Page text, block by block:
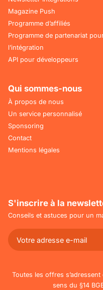
Magazine Push
Programme d’affiliés
Programme de partenariat
l’intégration
API pour développeurs
Qui sommes-nous
À propos de nous
Un service personnalisé
Sponsoring
Contact
Mentions légales
S'inscrire à la
Conseils et astuces pour un
Toutes les offres
sens du §14